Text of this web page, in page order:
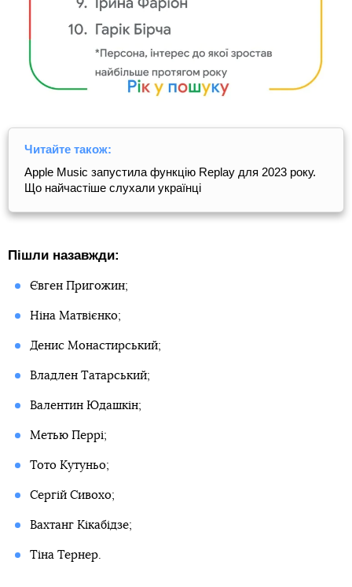
Читайте також:
Apple Music запустила функцію Replay для 2023 року.
Що найчастіше слухали українці
Пішли назавжди:
Євген Пригожин;
Ніна Матвієнко;
Денис Монастирський;
Владлен Татарський;
Валентин Юдашкін;
Метью Перрі;
Тото Кутуньо;
Сергій Сивохо;
Вахтанг Кікабідзе;
Тіна Тернер.